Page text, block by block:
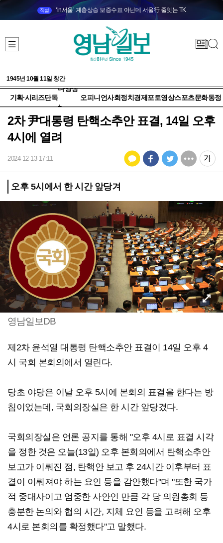
직설 ‘in서울’ 계층상승 보증수표 아닌데 서울行 줄잇는 TK
1945년 10월 11일 창간
기획·시리즈단독
다양성
+
오피니언사회정치 경제 포토영상스포츠문화동정
2차 尹대통령 탄핵소추안 표결, 14일 오후
4시에 열려
2024-12-13 17:11
오후 5시에서 한 시간 앞당겨
영남일보DB
제2차 윤석열 대통령 탄핵소추안 표결이 14일 오후 4
시 국회 본회의에서 열린다.
당초 야당은 이날 오후 5시에 본회의 표결을 한다는 방
침이었는데, 국회의장실은 한 시간 앞당겼다.
국회의장실은 언론 공지를 통해 "오후 4시로 표결 시각
을 정한 것은 오늘(13일) 오후 본회의에서 탄핵소추안
보고가 이뤄진 점, 탄핵안 보고 후 24시간 이후부터 표
결이 이뤄져야 하는 요인 등을 감안했다"며 "또한 국가
적 중대사이고 엄중한 사안인 만큼 각 당 의원총회 등
충분한 논의와 협의 시간, 지체 요인 등을 고려해 오후
4시로 본회의를 확정했다"고 말했다.